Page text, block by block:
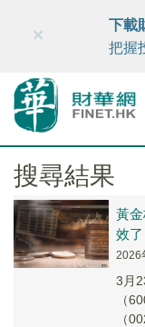
財華智庫網
×
下載
把握
搜尋結果
黃
效了
2026
3月
（
（